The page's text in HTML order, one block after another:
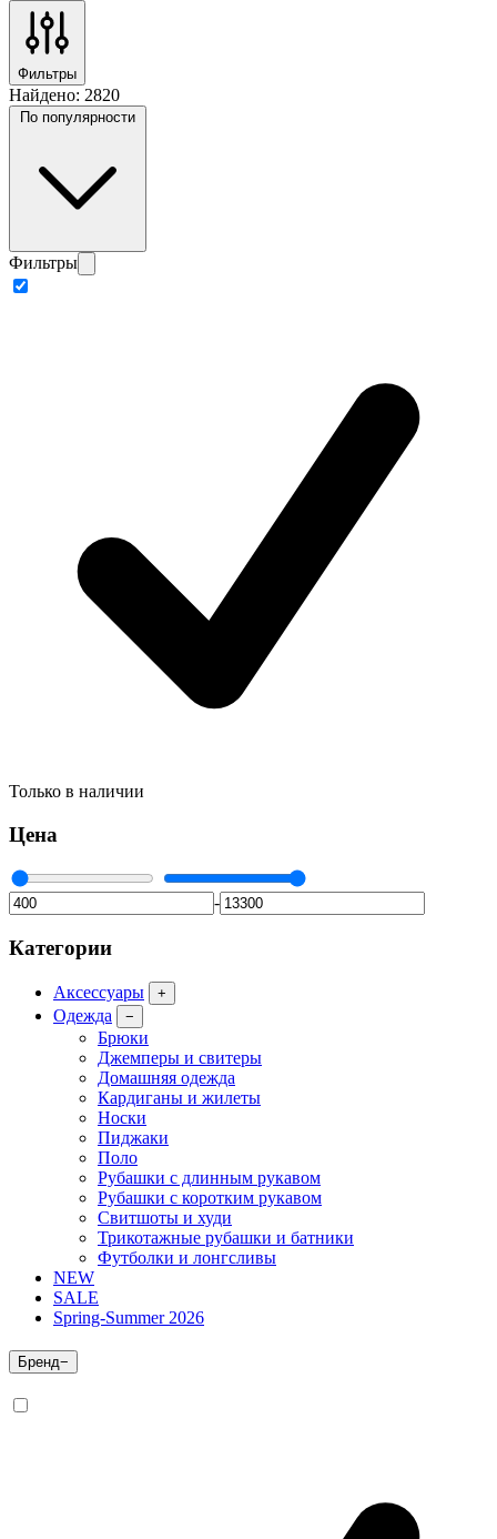
Фильтры
Найдено: 2820
По популярности
Фильтры
Только в наличии
Цена
-
Категории
Аксессуары +
Одежда −
Брюки
Джемперы и свитеры
Домашняя одежда
Кардиганы и жилеты
Носки
Пиджаки
Поло
Рубашки с длинным рукавом
Рубашки с коротким рукавом
Свитшоты и худи
Трикотажные рубашки и батники
Футболки и лонгсливы
NEW
SALE
Spring-Summer 2026
Бренд−